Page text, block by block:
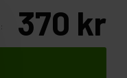
370 kr